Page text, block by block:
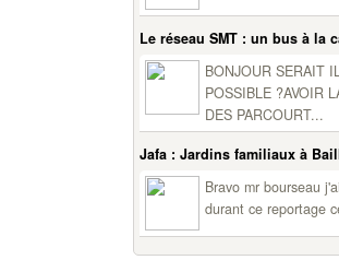
Le réseau SMT : un bus à la
BONJOUR SERAIT
POSSIBLE ?AVOIR
DES PARCOURT...
Jafa : Jardins familiaux à
Bravo mr bourseau
durant ce reportage